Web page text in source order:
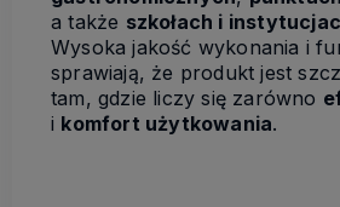
a także szkołach i
Wysoka jakość wykonania i
sprawiają, że produkt jest
tam, gdzie liczy się zarówno
i komfort użytkowania.